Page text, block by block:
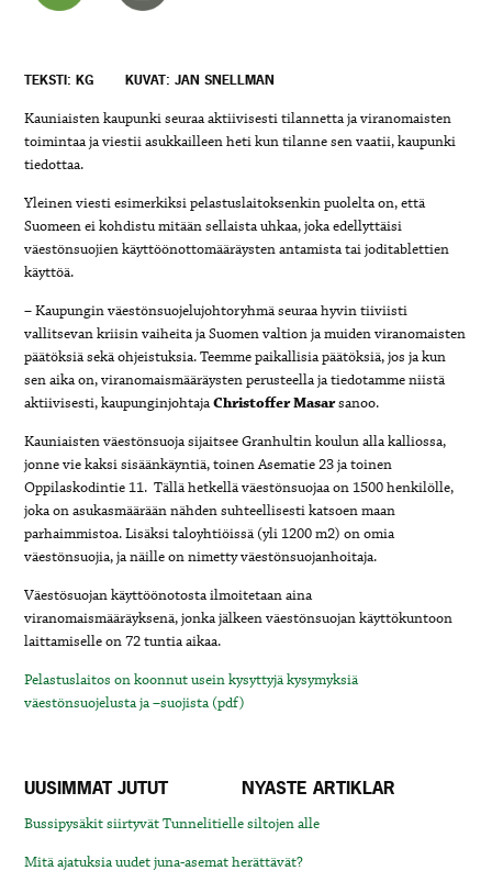
TEKSTI: KG KUVAT: JAN SNELLMAN
Kauniaisten kaupunki seuraa aktiivisesti tilannetta ja viranomaisten
toimintaa ja viestii asukkailleen heti kun tilanne sen vaatii, kaupunki
tiedottaa.
Yleinen viesti esimerkiksi pelastuslaitoksenkin puolelta on, että
Suomeen ei kohdistu mitään sellaista uhkaa, joka edellyttäisi
väestönsuojien käyttöönottomääräysten antamista tai joditablettien
käyttöä.
– Kaupungin väestönsuojelujohtoryhmä seuraa hyvin tiiviisti
vallitsevan kriisin vaiheita ja Suomen valtion ja muiden viranomaisten
päätöksiä sekä ohjeistuksia. Teemme paikallisia päätöksiä, jos ja kun
sen aika on, viranomaismääräysten perusteella ja tiedotamme niistä
aktiivisesti, kaupunginjohtajaChristoffer Masarsanoo.
Kauniaisten väestönsuoja sijaitsee Granhultin koulun alla kalliossa,
jonne vie kaksi sisäänkäyntiä, toinen Asematie 23 ja toinen
Oppilaskodintie 11. Tällä hetkellä väestönsuojaa on 1500 henkilölle,
joka on asukasmäärään nähden suhteellisesti katsoen maan
parhaimmistoa. Lisäksi taloyhtiöissä (yli 1200 m2) on omia
väestönsuojia, ja näille on nimetty väestönsuojanhoitaja.
Väestösuojan käyttöönotosta ilmoitetaan aina
viranomaismääräyksenä, jonka jälkeen väestönsuojan käyttökuntoon
laittamiselle on 72 tuntia aikaa.
Pelastuslaitos on koonnut usein kysyttyjä kysymyksiä
väestönsuojelusta ja –suojista (pdf)
UUSIMMAT JUTUT NYASTE ARTIKLAR
Bussipysäkit siirtyvät Tunnelitielle siltojen alle
Mitä ajatuksia uudet juna-asemat herättävät?